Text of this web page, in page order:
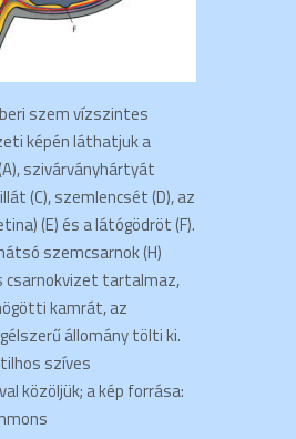
szem vízszintes
képén láthatjuk a
szivárványhártyát
(C), szemlencsét (D), az
(E) és a látógödröt (F).
szemcsarnok (H)
csarnokvizet tartalmaz,
kamrát, az
állomány tölti ki.
szíves
közöljük; a kép forrása: